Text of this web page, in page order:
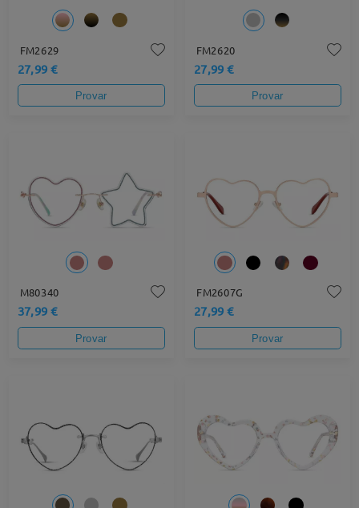
FM2629
27,99 €
Provar
FM2620
27,99 €
Provar
M80340
37,99 €
Provar
FM2607G
27,99 €
Provar